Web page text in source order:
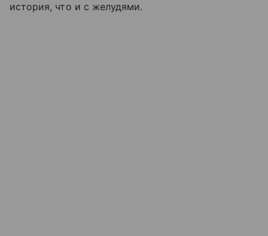
история, что и с желудями.